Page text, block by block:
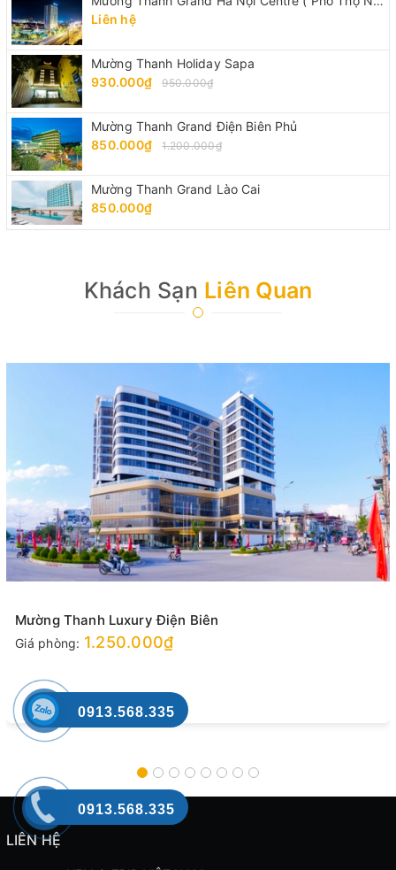
Liên hệ
Mường Thanh Holiday Sapa
930.000₫
950.000₫
Mường Thanh Grand Điện Biên Phủ
850.000₫
1.200.000₫
Mường Thanh Grand Lào Cai
850.000₫
Khách Sạn Liên Quan
Mường Thanh Luxury Điện Biên
Giá phòng: 1.250.000₫
LIÊN HỆ
0913.568.335
0913.568.335